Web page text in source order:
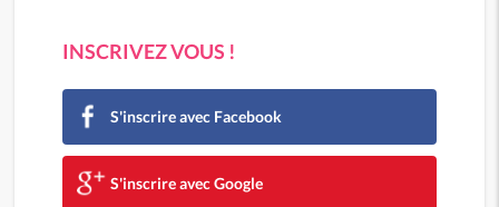
INSCRIVEZ VOUS !
S'inscrire avec Facebook
S'inscrire avec Google